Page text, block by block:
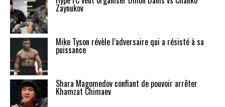
Zaynukov
Mike Tyson révèle l’adversaire qui a résisté à sa
puissance
Shara Magomedov confiant de pouvoir arrêter
Khamzat Chimaev